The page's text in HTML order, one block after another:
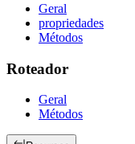
Geral
propriedades
Métodos
Roteador
Geral
Métodos